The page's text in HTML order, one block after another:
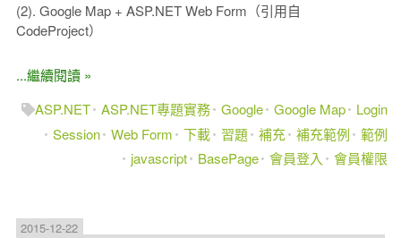
(2). Google Map + ASP.NET Web Form（引用自
CodeProject）
...繼續閱讀 »
ASP.NET ASP.NET專題實務 Google Google Map
Login
Session Web Form 下載 習題 補充 補充範例
範例
javascript
BasePage 會員登入 會員權限
2015-12-22